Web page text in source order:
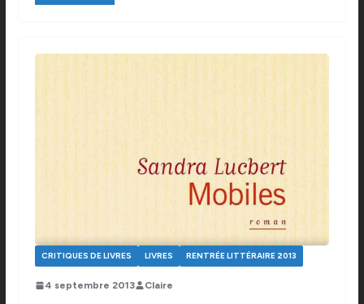
CRITIQUES DE LIVRES LIVRES RENTRÉE LITTÉRAIRE 2013
4 septembre 2013 Claire